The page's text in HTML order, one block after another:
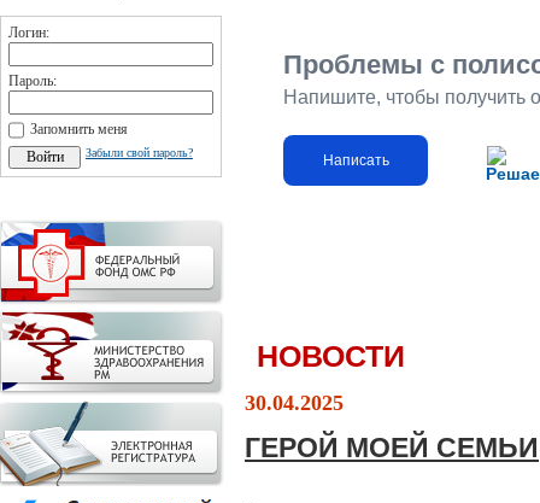
Логин:
Пароль:
Запомнить меня
Забыли свой пароль?
Проблемы с
Напишите, чтобы получить
Написать
НОВОСТИ
30.04.2025
ГЕРОЙ МОЕЙ СЕМЬИ